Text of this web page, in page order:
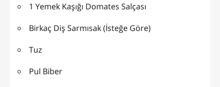
1 Yemek Kaşığı Domates Salçası
Birkaç Diş Sarmısak (İsteğe Göre)
Tuz
Pul Biber